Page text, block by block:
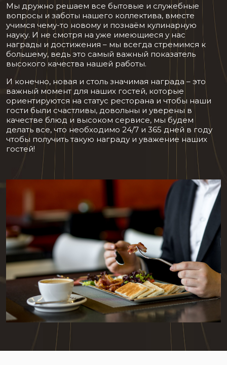
Мы дружно решаем все бытовые и служебные
вопросы и заботы нашего коллектива, вместе
учимся чему-то новому и познаём кулинарную
науку. И не смотря на уже имеющиеся у нас
награды и достижения – мы всегда стремимся к
большему, ведь это самый важный показатель
высокого качества нашей работы.
И конечно, новая и столь значимая награда – это
важный момент для наших гостей, которые
ориентируются на статус ресторана и чтобы наши
гости были счастливы, довольны и уверены в
качестве блюд и высоком сервисе, мы будем
делать все, что необходимо 24/7 и 365 дней в году
чтобы получить такую награду и уважение наших
гостей!